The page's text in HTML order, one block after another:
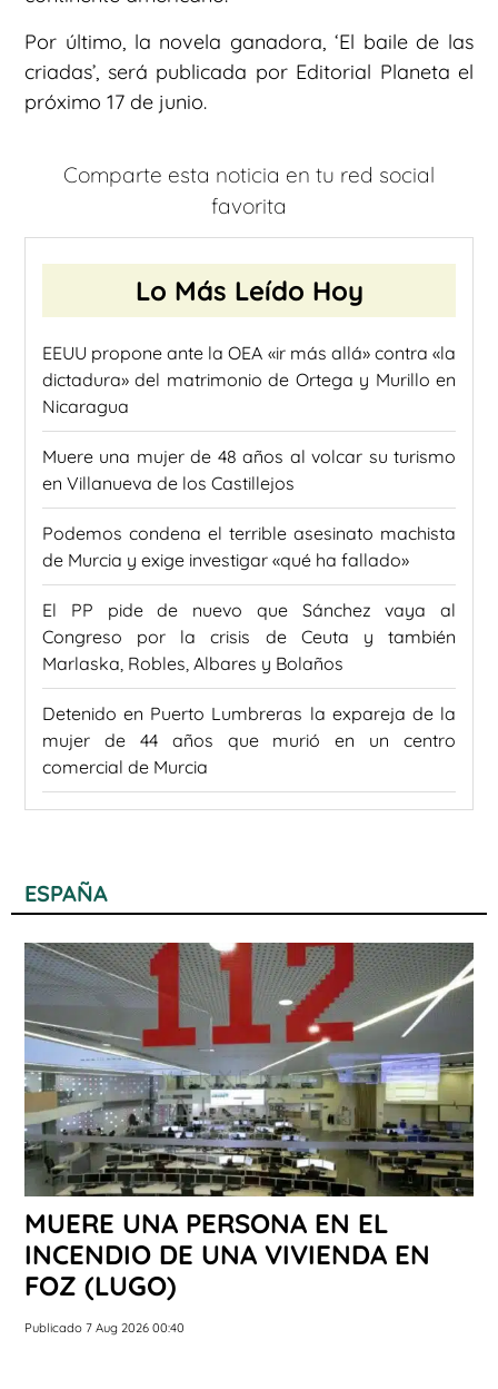
Por último, la novela ganadora, ‘El baile de las
criadas’, será publicada por Editorial Planeta el
próximo 17 de junio.
Comparte esta noticia en tu red social
favorita
Lo Más Leído Hoy
EEUU propone ante la OEA «ir más allá» contra «la
dictadura» del matrimonio de Ortega y Murillo en
Nicaragua
Muere una mujer de 48 años al volcar su turismo
en Villanueva de los Castillejos
Podemos condena el terrible asesinato machista
de Murcia y exige investigar «qué ha fallado»
El PP pide de nuevo que Sánchez vaya al
Congreso por la crisis de Ceuta y también
Marlaska, Robles, Albares y Bolaños
Detenido en Puerto Lumbreras la expareja de la
mujer de 44 años que murió en un centro
comercial de Murcia
ESPAÑA
MUERE UNA PERSONA EN EL
INCENDIO DE UNA VIVIENDA EN
FOZ (LUGO)
Publicado 7 Aug 2026 00:40